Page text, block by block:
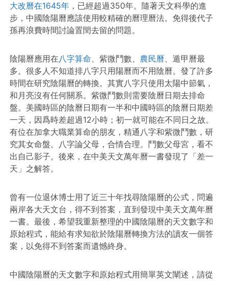
大改曆在1645年 ，已經超過350年。隨著天文科學的進
步，中國陰陽曆應該使用較精確的曆理曆法。免得後代子
孫再浪費時間討論置閏去留的問題。
陰陽曆應用在八字算命、紫微鬥數、 農民曆、遁甲曆最
多。很多人不知道排八字只用陽曆而不用陰曆。發了許多
時間在研究陰陽曆的轉換。其實八字只使用太陽中節氣，
和月亮沒有任何關系。紫微鬥數則需要陰曆日期去排命
盤。美國時區的陰曆日期有一半和中國時區的陰曆日期差
一天，因爲時差超過12小時；初一就可能在不同日之故。
有位在加拿大職業算命的朋友，精通八字和紫微鬥數，研
究其女命盤。八字論父母，合情合理。鬥數父母宮，看不
出自己影子。後來，在中美天文萬年曆一書發現了「差一
天」之解答。
曾有一位退休博士用了近三十年找尋陰陽曆的公式，問遍
兩岸各大天文台，得不到答案，直到發現中美天文萬年曆
一書。最後，希望我重新整理的中國陰陽曆的天文數字和
原始程式，能給有求知欲於陰陽曆轉換方法的讀友一個答
案，以免得不到答案而遺憾終身。
中國陰陽曆的天文數字和原始程式用簡單英文闡述，請從